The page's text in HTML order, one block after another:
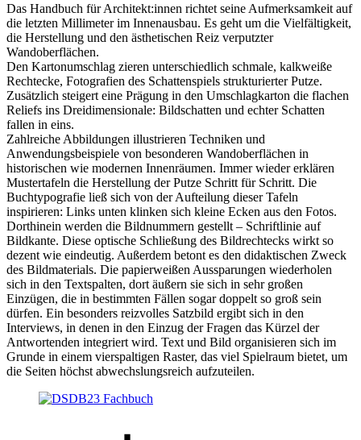
Das Handbuch für Architekt:innen richtet seine Aufmerksamkeit auf
die letzten Millimeter im Innenausbau. Es geht um die Vielfältigkeit,
die Herstellung und den ästhetischen Reiz verputzter
Wandoberflächen.
Den Kartonumschlag zieren unterschiedlich schmale, kalkweiße
Rechtecke, Fotografien des Schattenspiels strukturierter Putze.
Zusätzlich steigert eine Prägung in den Umschlagkarton die flachen
Reliefs ins Dreidimensionale: Bildschatten und echter Schatten
fallen in eins.
Zahlreiche Abbildungen illustrieren Techniken und
Anwendungsbeispiele von besonderen Wandoberflächen in
historischen wie modernen Innenräumen. Immer wieder erklären
Mustertafeln die Herstellung der Putze Schritt für Schritt. Die
Buchtypografie ließ sich von der Aufteilung dieser Tafeln
inspirieren: Links unten klinken sich kleine Ecken aus den Fotos.
Dorthinein werden die Bildnummern gestellt – Schriftlinie auf
Bildkante. Diese optische Schließung des Bildrechtecks wirkt so
dezent wie eindeutig. Außerdem betont es den didaktischen Zweck
des Bildmaterials. Die papierweißen Aussparungen wiederholen
sich in den Textspalten, dort äußern sie sich in sehr großen
Einzügen, die in bestimmten Fällen sogar doppelt so groß sein
dürfen. Ein besonders reizvolles Satzbild ergibt sich in den
Interviews, in denen in den Einzug der Fragen das Kürzel der
Antwortenden integriert wird. Text und Bild organisieren sich im
Grunde in einem vierspaltigen Raster, das viel Spielraum bietet, um
die Seiten höchst abwechslungsreich aufzuteilen.